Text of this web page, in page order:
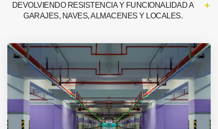
DEVOLVIENDO RESISTENCIA Y FUNCIONALIDAD A
GARAJES, NAVES, ALMACENES Y LOCALES.